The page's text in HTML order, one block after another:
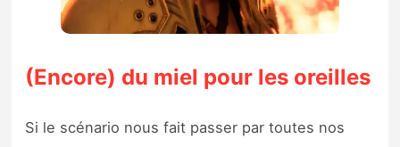
(Encore) du miel pour les oreilles
Si le scénario nous fait passer par toutes nos